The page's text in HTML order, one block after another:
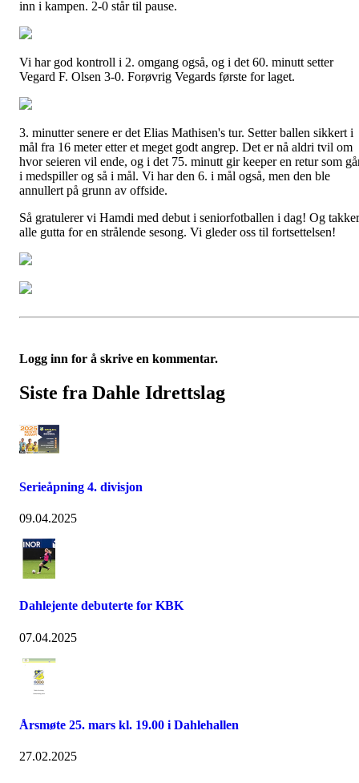
inn i kampen. 2-0 står til pause.
Vi har god kontroll i 2. omgang også, og i det 60. minutt setter
Vegard F. Olsen 3-0. Forøvrig Vegards første for laget.
3. minutter senere er det Elias Mathisen's tur. Setter ballen sikkert i
mål fra 16 meter etter et meget godt angrep. Det er nå aldri tvil om
hvor seieren vil ende, og i det 75. minutt gir keeper en retur som
i medspiller og så i mål. Vi har den 6. i mål også, men den ble
annullert på grunn av offside.
Så gratulerer vi Hamdi med debut i seniorfotballen i dag! Og takker
alle gutta for en strålende sesong. Vi gleder oss til fortsettelsen!
Logg inn for å skrive en kommentar.
Siste fra Dahle Idrettslag
Serieåpning 4. divisjon
09.04.2025
Dahlejente debuterte for KBK
07.04.2025
Årsmøte 25. mars kl. 19.00 i Dahlehallen
27.02.2025